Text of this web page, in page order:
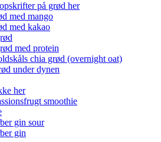
på grød her
med mango
med kakao
med protein
chia grød (overnight oat)
under dynen
her
smoothie
gin sour
gin